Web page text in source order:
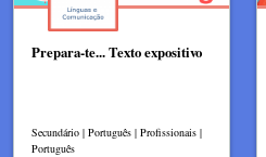
Prepara-te... Texto expositivo
Secundário | Português | Profissionais |
Português